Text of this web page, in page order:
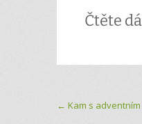
Čtěte
Post
← Kam s